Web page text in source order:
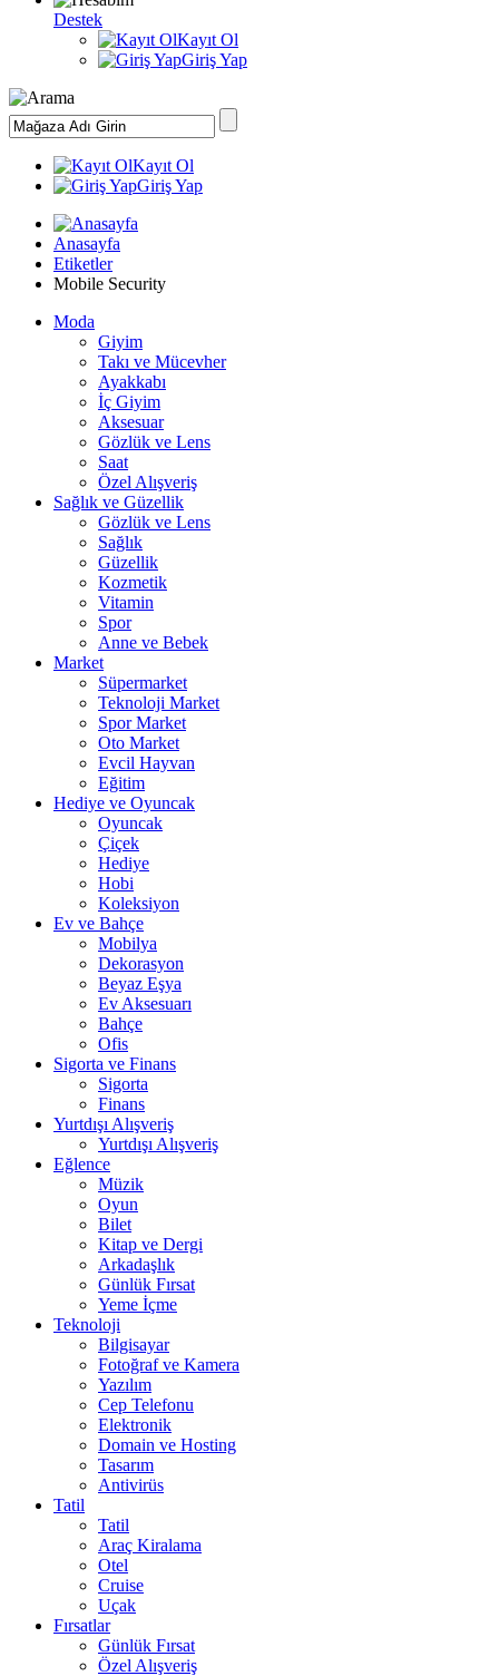
Destek
Kayıt Ol
Giriş Yap
Kayıt Ol
Giriş Yap
Anasayfa
Etiketler
Mobile Security
Moda
Giyim
Takı ve Mücevher
Ayakkabı
İç Giyim
Aksesuar
Gözlük ve Lens
Saat
Özel Alışveriş
Sağlık ve Güzellik
Gözlük ve Lens
Sağlık
Güzellik
Kozmetik
Vitamin
Spor
Anne ve Bebek
Market
Süpermarket
Teknoloji Market
Spor Market
Oto Market
Evcil Hayvan
Eğitim
Hediye ve Oyuncak
Oyuncak
Çiçek
Hediye
Hobi
Koleksiyon
Ev ve Bahçe
Mobilya
Dekorasyon
Beyaz Eşya
Ev Aksesuarı
Bahçe
Ofis
Sigorta ve Finans
Sigorta
Finans
Yurtdışı Alışveriş
Yurtdışı Alışveriş
Eğlence
Müzik
Oyun
Bilet
Kitap ve Dergi
Arkadaşlık
Günlük Fırsat
Yeme İçme
Teknoloji
Bilgisayar
Fotoğraf ve Kamera
Yazılım
Cep Telefonu
Elektronik
Domain ve Hosting
Tasarım
Antivirüs
Tatil
Tatil
Araç Kiralama
Otel
Cruise
Uçak
Fırsatlar
Günlük Fırsat
Özel Alışveriş